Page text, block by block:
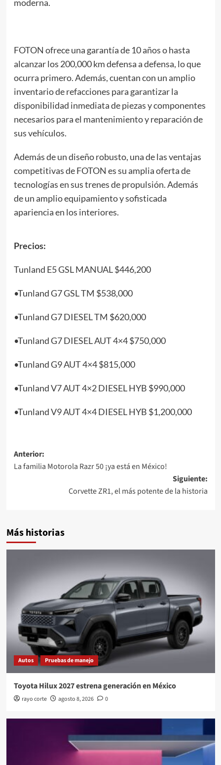
moderna.
FOTON ofrece una garantía de 10 años o hasta
alcanzar los 200,000 km defensa a defensa, lo que
ocurra primero. Además, cuentan con un amplio
inventario de refacciones para garantizar la
disponibilidad inmediata de piezas y componentes
necesarios para el mantenimiento y reparación de
sus vehículos.
Además de un diseño robusto, una de las ventajas
competitivas de FOTON es su amplia oferta de
tecnologías en sus trenes de propulsión. Además
de un amplio equipamiento y sofisticada
apariencia en los interiores.
Precios:
Tunland E5 GSL MANUAL $446,200
•Tunland G7 GSL TM $538,000
•Tunland G7 DIESEL TM $620,000
•Tunland G7 DIESEL AUT 4×4 $750,000
•Tunland G9 AUT 4×4 $815,000
•Tunland V7 AUT 4×2 DIESEL HYB $990,000
•Tunland V9 AUT 4×4 DIESEL HYB $1,200,000
Navegación
de
entradas
Anterior:
La familia Motorola Razr 50 ¡ya está en México!
Siguiente:
Corvette ZR1, el más potente de la historia
Más historias
Autos Pruebas de manejo
Toyota Hilux 2027 estrena generación en México
rayo corte agosto 8, 2026 0